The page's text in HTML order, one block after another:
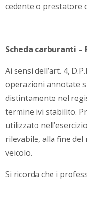
cedente o prestatore
Scheda carburanti
Ai sensi dell’art. 4,
operazioni annotate
distintamente nel
termine ivi stabilito.
utilizzato
rilevabile, alla fine
veicolo.
Si ricorda che i